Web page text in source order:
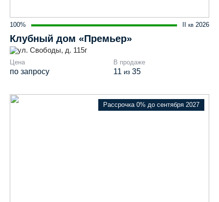
100% II кв 2026
Клубный дом «Премьер»
ул. Свободы, д. 115г
Цена
по запросу
В продаже
11 из 35
Рассрочка 0% до сентября 2027